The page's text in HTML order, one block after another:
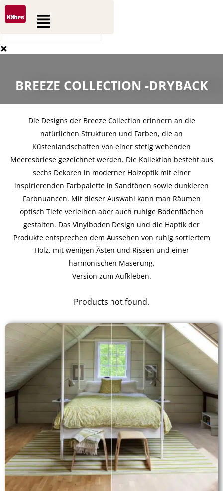
Zum
Inhalt
springen
Suche
Flyout
Menu
BREEZE COLLECTION -DRYBACK
Die Designs der Breeze Collection erinnern an die
natürlichen Strukturen und Farben, die an
Küstenlandschaften von einer stetig wehenden
Meeresbriese gezeichnet werden. Die Kollektion besteht aus
sechs Dekoren in moderner Holzoptik mit einer
inspirierenden Farbpalette in Sandtönen sowie dunkleren
Farbnuancen. Mit dieser Auswahl kann man Räumen
optisch Tiefe verleihen aber auch ruhige Bodenflächen
gestalten. Das Vinylboden Design und die Haptik der
Produkte entsprechen dem Aussehen von ruhig sortiertem
Holz, mit wenigen Ästen und Rissen und einer
harmonischen Maserung.
Version zum Aufkleben.
Products not found.